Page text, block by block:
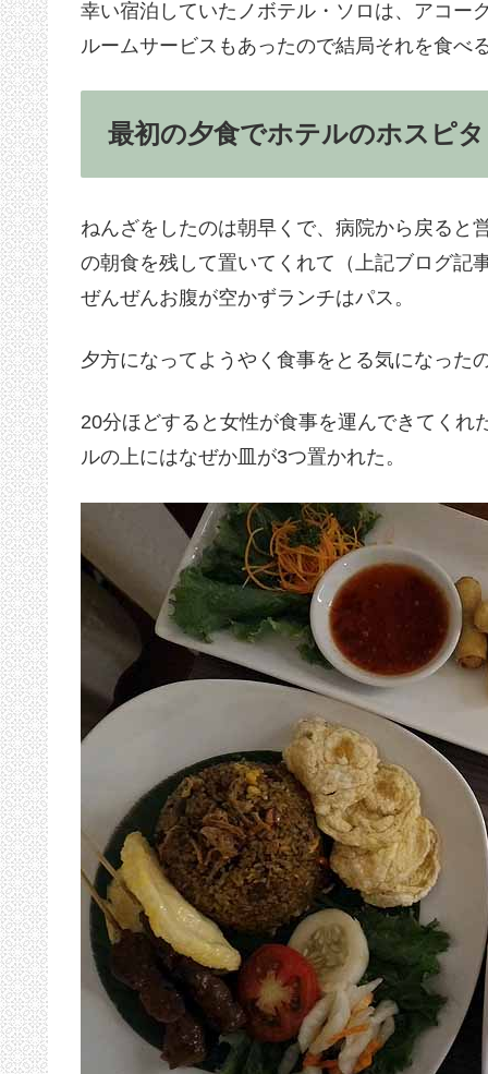
幸い宿泊していたノボテル・ソロは、アコー
ルームサービスもあったので結局それを食べ
最初の夕食でホテルのホスピ
ねんざをしたのは朝早くで、病院から戻ると
の朝食を残して置いてくれて（上記ブログ記
ぜんぜんお腹が空かずランチはパス。
夕方になってようやく食事をとる気になった
20分ほどすると女性が食事を運んできてく
ルの上にはなぜか皿が3つ置かれた。